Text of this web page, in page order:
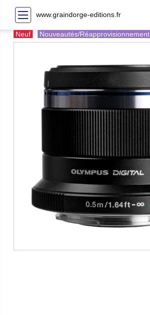
www.graindorge-editions.fr
Neuf Nouveautés/Réapprovisionnement